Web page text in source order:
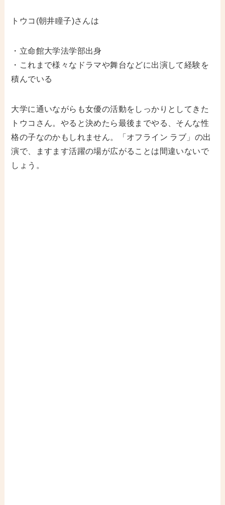
トウコ(朝井瞳子)さんは
・立命館大学法学部出身
・これまで様々なドラマや舞台などに出演して経験を
積んでいる
大学に通いながらも女優の活動をしっかりとしてきた
トウコさん。やると決めたら最後までやる、そんな性
格の子なのかもしれません。「オフライン ラブ」の出
演で、ますます活躍の場が広がることは間違いないで
しょう。